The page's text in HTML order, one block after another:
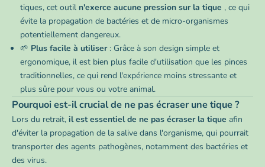
tiques, cet outil n'exerce aucune pression sur la tique , ce qui
évite la propagation de bactéries et de micro-organismes
potentiellement dangereux.
🌱 Plus facile à utiliser: Grâce à son design simple et
ergonomique, il est bien plus facile d'utilisation que les pinces
traditionnelles, ce qui rend l'expérience moins stressante et
plus sûre pour vous ou votre animal.
Pourquoi est-il crucial de ne pas écraser une tique ?
Lors du retrait, il est essentiel de ne pas écraser la tique afin
d'éviter la propagation de la salive dans l'organisme, qui pourrait
transporter des agents pathogènes, notamment des bactéries et
des virus.